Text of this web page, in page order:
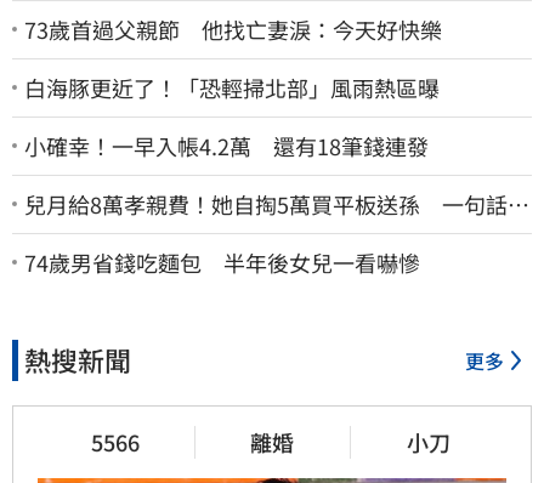
73歲首過父親節 他找亡妻淚：今天好快樂
白海豚更近了！「恐輕掃北部」風雨熱區曝
小確幸！一早入帳4.2萬 還有18筆錢連發
兒月給8萬孝親費！她自掏5萬買平板送孫 一句話愣
原地「傷心不已」
74歲男省錢吃麵包 半年後女兒一看嚇慘
熱搜新聞 更多
5566 離婚 小刀